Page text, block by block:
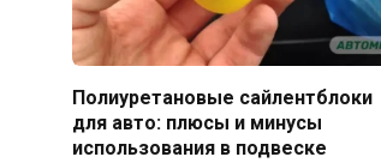
Полиуретановые сайлентблоки
для авто: плюсы и минусы
использования в подвеске